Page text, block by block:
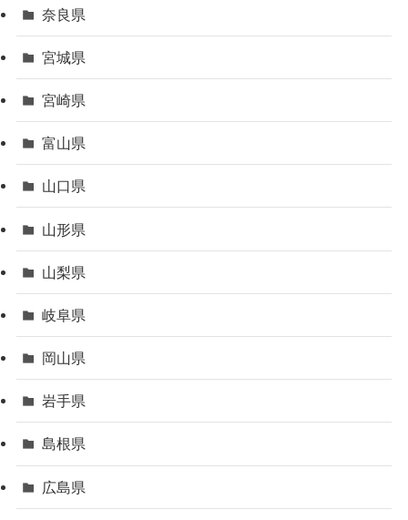
奈良県
宮城県
宮崎県
富山県
山口県
山形県
山梨県
岐阜県
岡山県
岩手県
島根県
広島県